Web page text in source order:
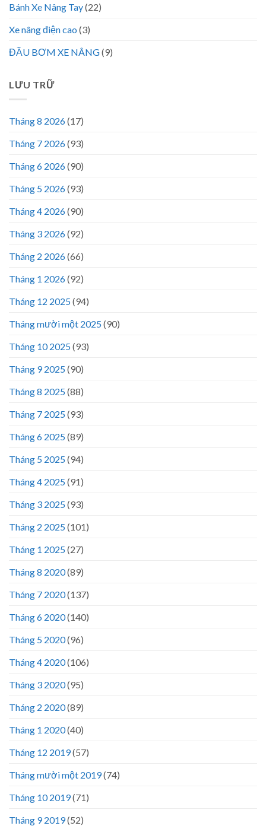
Bánh Xe Nâng Tay(22)
Xe nâng điện cao (3)
ĐẦU BƠM XE NÂNG(9)
LƯU TRỮ
Tháng 8 2026(17)
Tháng 7 2026(93)
Tháng 6 2026(90)
Tháng 5 2026(93)
Tháng 4 2026(90)
Tháng 3 2026(92)
Tháng 2 2026(66)
Tháng 1 2026(92)
Tháng 12 2025(94)
Tháng mười một 2025(90)
Tháng 10 2025(93)
Tháng 9 2025(90)
Tháng 8 2025(88)
Tháng 7 2025(93)
Tháng 6 2025(89)
Tháng 5 2025(94)
Tháng 4 2025(91)
Tháng 3 2025(93)
Tháng 2 2025(101)
Tháng 1 2025(27)
Tháng 8 2020(89)
Tháng 7 2020(137)
Tháng 6 2020(140)
Tháng 5 2020(96)
Tháng 4 2020(106)
Tháng 3 2020(95)
Tháng 2 2020(89)
Tháng 1 2020(40)
Tháng 12 2019(57)
Tháng mười một 2019(74)
Tháng 10 2019(71)
Tháng 9 2019(52)